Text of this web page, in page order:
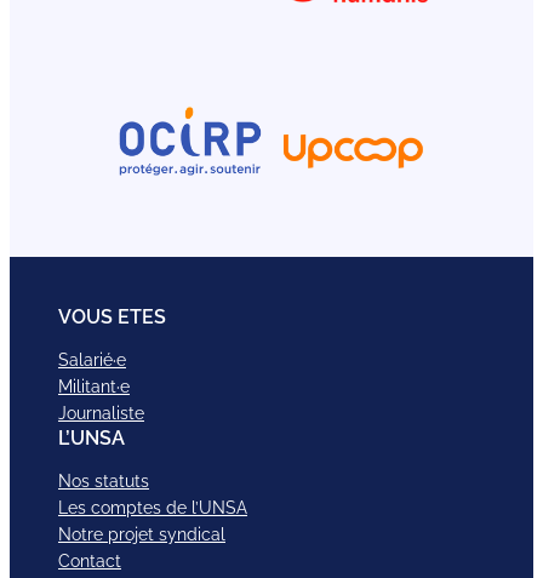
VOUS ETES
Salarié·e
Militant·e
Journaliste
L’UNSA
Nos statuts
Les comptes de l’UNSA
Notre projet syndical
Contact